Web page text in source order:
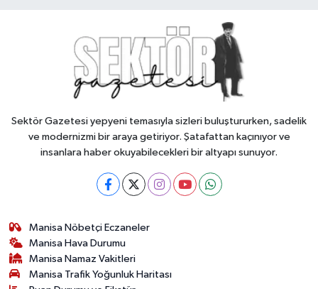
Sektör Gazetesi yepyeni temasıyla sizleri buluştururken, sadelik
ve modernizmi bir araya getiriyor. Şatafattan kaçınıyor ve
insanlara haber okuyabilecekleri bir altyapı sunuyor.
Manisa Nöbetçi Eczaneler
Manisa Hava Durumu
Manisa Namaz Vakitleri
Manisa Trafik Yoğunluk Haritası